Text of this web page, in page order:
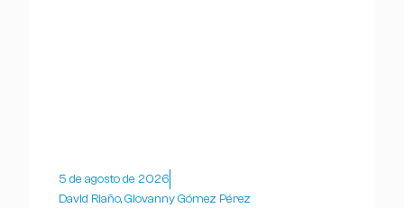
5 de agosto de 2026
David Riaño, Giovanny Gómez Pérez